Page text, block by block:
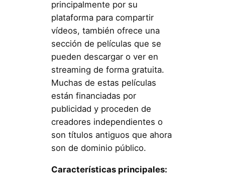
principalmente por su
plataforma para compartir
vídeos, también ofrece una
sección de películas que se
pueden descargar o ver en
streaming de forma gratuita.
Muchas de estas películas
están financiadas por
publicidad y proceden de
creadores independientes o
son títulos antiguos que ahora
son de dominio público.
Características principales: